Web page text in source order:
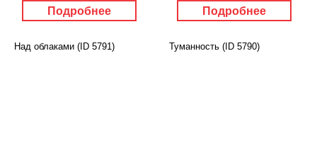
Подробнее Подробнее
Над облаками (ID 5791) Туманность (ID 5790)